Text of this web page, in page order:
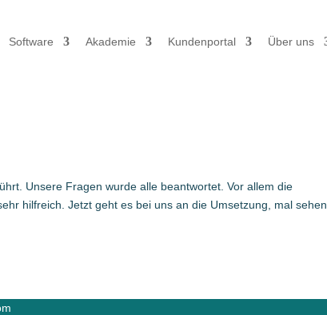
Software Akademie Kundenportal Über uns
Unsere Fragen wurde alle beantwortet. Vor allem die
hilfreich. Jetzt geht es bei uns an die Umsetzung, mal sehen,